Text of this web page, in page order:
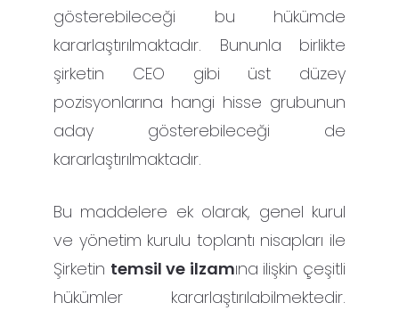
gösterebileceği bu hükümde
kararlaştırılmaktadır. Bununla birlikte
şirketin CEO gibi üst düzey
pozisyonlarına hangi hisse grubunun
aday gösterebileceği de
kararlaştırılmaktadır.
Bu maddelere ek olarak, genel kurul
ve yönetim kurulu toplantı nisapları ile
Şirketin temsil ve ilzamına ilişkin çeşitli
hükümler kararlaştırılabilmektedir.